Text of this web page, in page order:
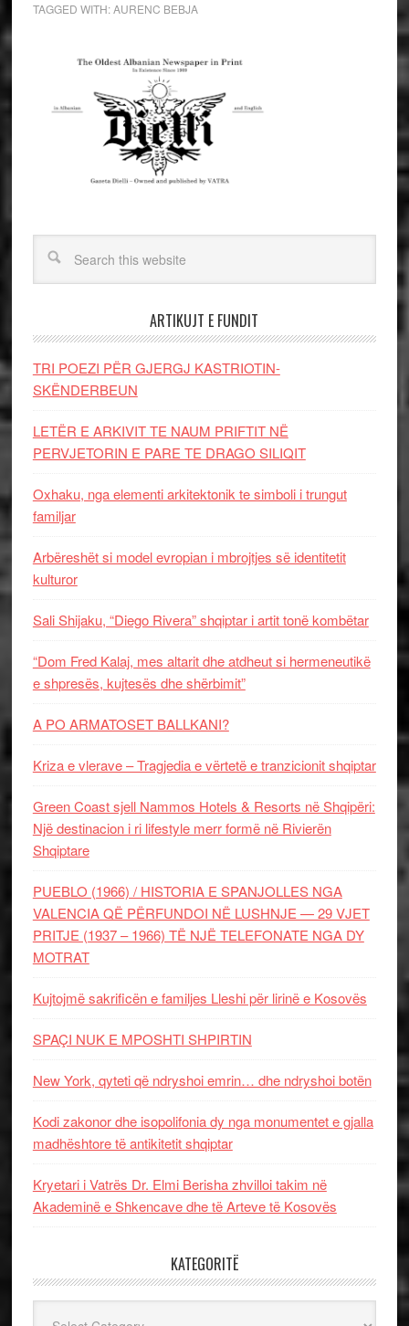
TAGGED WITH:AURENC BEBJA
ARTIKUJT E FUNDIT
TRI POEZI PËR GJERGJ KASTRIOTIN-
SKËNDERBEUN
LETËR E ARKIVIT TE NAUM PRIFTIT NË
PERVJETORIN E PARE TE DRAGO SILIQIT
Oxhaku, nga elementi arkitektonik te simboli i trungut
familjar
Arbëreshët si model evropian i mbrojtjes së identitetit
kulturor
Sali Shijaku, “Diego Rivera” shqiptar i artit tonë kombëtar
“Dom Fred Kalaj, mes altarit dhe atdheut si hermeneutikë
e shpresës, kujtesës dhe shërbimit”
A PO ARMATOSET BALLKANI?
Kriza e vlerave – Tragjedia e vërtetë e tranzicionit shqiptar
Green Coast sjell Nammos Hotels & Resorts në Shqipëri:
Një destinacion i ri lifestyle merr formë në Rivierën
Shqiptare
PUEBLO (1966) / HISTORIA E SPANJOLLES NGA
VALENCIA QË PËRFUNDOI NË LUSHNJE — 29 VJET
PRITJE (1937 – 1966) TË NJË TELEFONATE NGA DY
MOTRAT
Kujtojmë sakrificën e familjes Lleshi për lirinë e Kosovës
SPAÇI NUK E MPOSHTI SHPIRTIN
New York, qyteti që ndryshoi emrin… dhe ndryshoi botën
Kodi zakonor dhe isopolifonia dy nga monumentet e gjalla
madhështore të antikitetit shqiptar
Kryetari i Vatrës Dr. Elmi Berisha zhvilloi takim në
Akademinë e Shkencave dhe të Arteve të Kosovës
KATEGORITË